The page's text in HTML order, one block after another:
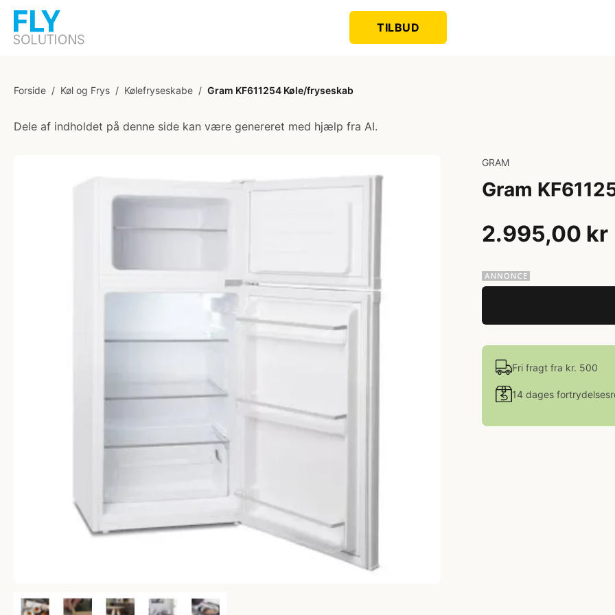
TILBUD
Forside / Køl og Frys / Kølefryseskabe / Gram KF611254 Køle/fryseskab
Dele af indholdet på denne side kan være genereret med hjælp fra AI.
GRAM
Gram
2.995,00 kr
Fri fragt fra kr. 500
14 dages